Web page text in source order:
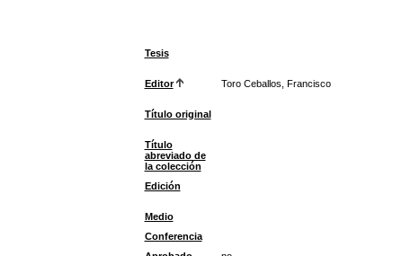
Tesis
Editor Toro Ceballos, Francisco
Título original
Título
abreviado de
la colección
Edición
Medio
Conferencia